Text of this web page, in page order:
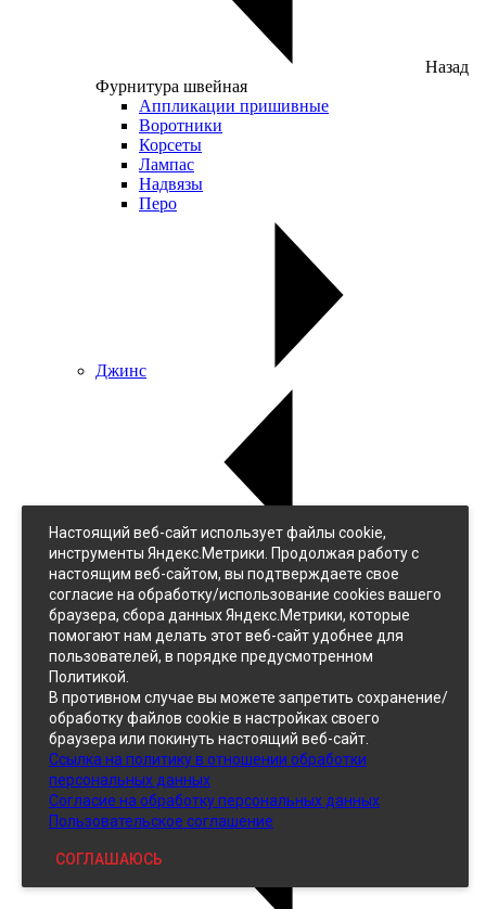
Назад
Фурнитура швейная
Аппликации пришивные
Воротники
Корсеты
Лампас
Надвязы
Перо
Джинс
Джинс
Однотонный
Принтованный
Кожзам
Настоящий веб-сайт использует файлы cookie,
инструменты Яндекс.Метрики. Продолжая работу с
настоящим веб-сайтом, вы подтверждаете свое
согласие на обработку/использование cookies вашего
браузера, сбора данных Яндекс.Метрики, которые
помогают нам делать этот веб-сайт удобнее для
пользователей, в порядке предусмотренном
Политикой.
В противном случае вы можете запретить сохранение/
обработку файлов cookie в настройках своего
браузера или покинуть настоящий веб-сайт.
Ссылка на политику в отношении обработки
персональных данных
Согласие на обработку персональных данных
Пользовательское соглашение
СОГЛАШАЮСЬ